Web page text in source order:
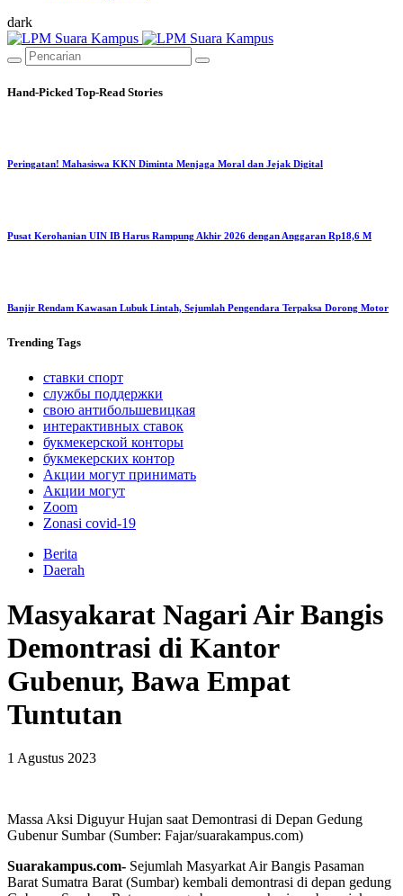
dark
Hand-Picked Top-Read Stories
Peringatan! Mahasiswa KKN Diminta Menjaga Moral dan Jejak Digital
Pusat Kerohanian UIN IB Harus Rampung Akhir 2026 dengan Anggaran Rp18,6 M
Banjir Rendam Kawasan Lubuk Lintah, Sejumlah Pengendara Terpaksa Dorong Motor
Trending Tags
ставки спорт
службы поддержки
свою антибольшевицкая
интерактивных ставок
букмекерской конторы
букмекерских контор
Акции могут принимать
Акции могут
Zoom
Zonasi covid-19
Berita
Daerah
Masyakarat Nagari Air Bangis
Demontrasi di Kantor
Gubenur, Bawa Empat
Tuntutan
1 Agustus 2023
Massa Aksi Diguyur Hujan saat Demontrasi di Depan Gedung
Gubenur Sumbar (Sumber: Fajar/suarakampus.com)
Suarakampus.com- Sejumlah Masyarkat Air Bangis Pasaman
Barat Sumatra Barat (Sumbar) kembali demontrasi di depan gedung